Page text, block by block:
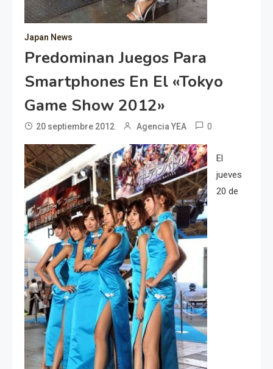
Japan News
Predominan Juegos Para
Smartphones En El «Tokyo
Game Show 2012»
20 septiembre 2012 Agencia YEA 0
El
jueves
20 de